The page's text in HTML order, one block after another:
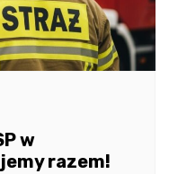
w
razem!